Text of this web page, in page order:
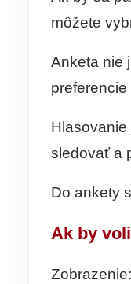
môžete
Anketa nie
sledovať a
Do ankety
Ak by
Zobrazenie: